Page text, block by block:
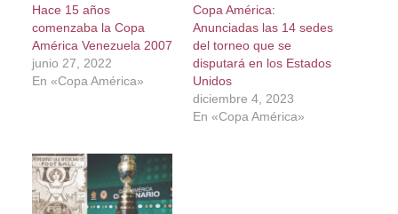
Hace 15 años
comenzaba la Copa
América Venezuela 2007
junio 27, 2022
En «Copa América»
Copa América:
Anunciadas las 14 sedes
del torneo que se
disputará en los Estados
Unidos
diciembre 4, 2023
En «Copa América»